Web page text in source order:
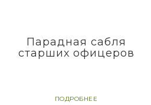
Парадная сабля
старших офицеров
ПОДРОБНЕЕ